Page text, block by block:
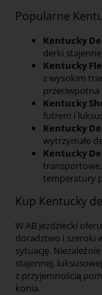
Popularne
Kentucky
derki
Kentucky
z wysokim
Kentucky
futrem i
Kentucky
wytrzymałe
Kentucky
temperatury
Kup Kentucky
W AB Jezdziecki
doradztwo i szeroki
sytuację.
stajennej,
z przyjemnością
konia.